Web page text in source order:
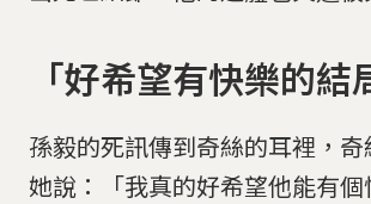
「好希望有快樂的結
孫毅的死訊傳到奇絲的耳裡，奇
她說：「我真的好希望他能有